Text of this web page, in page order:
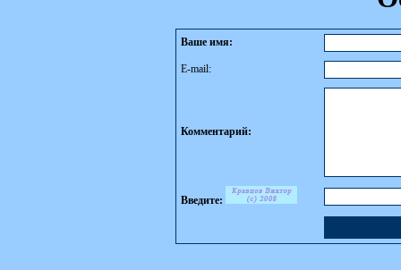
Ваше имя:
E-mail:
Комментарий:
Введите: